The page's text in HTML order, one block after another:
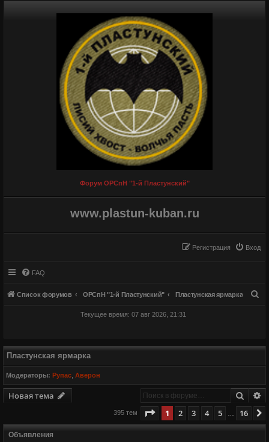
Форум ОРСпН "1-й Пластунский"
www.plastun-kuban.ru
Вход
Регистрация
FAQ
Список форумов ОРСпН "1-й Пластунский" Пластунская ярмарка
Текущее время: 07 авг 2026, 21:31
Пластунская ярмарка
Модераторы: Рупас ,Аверон
Новая тема Поиск
395 тем Страница из 16
1 2 3 4 5 16
Объявления